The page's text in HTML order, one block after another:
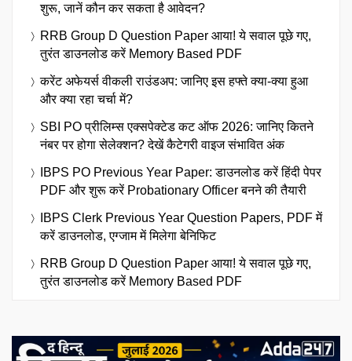
शुरू, जानें कौन कर सकता है आवेदन?
RRB Group D Question Paper आया! ये सवाल पूछे गए,
तुरंत डाउनलोड करें Memory Based PDF
करेंट अफेयर्स वीकली राउंडअप: जानिए इस हफ्ते क्या-क्या हुआ
और क्या रहा चर्चा में?
SBI PO प्रीलिम्स एक्सपेक्टेड कट ऑफ 2026: जानिए कितने
नंबर पर होगा सेलेक्शन? देखें कैटेगरी वाइज संभावित अंक
IBPS PO Previous Year Paper: डाउनलोड करें हिंदी पेपर
PDF और शुरू करें Probationary Officer बनने की तैयारी
IBPS Clerk Previous Year Question Papers, PDF में
करें डाउनलोड, एग्जाम में मिलेगा बेनिफिट
RRB Group D Question Paper आया! ये सवाल पूछे गए,
तुरंत डाउनलोड करें Memory Based PDF